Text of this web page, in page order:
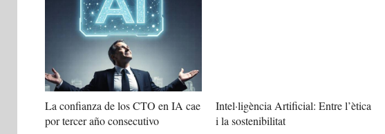
La confianza de los CTO en IA cae
por tercer año consecutivo
Intel·ligència Artificial: Entre l’ètica
i la sostenibilitat